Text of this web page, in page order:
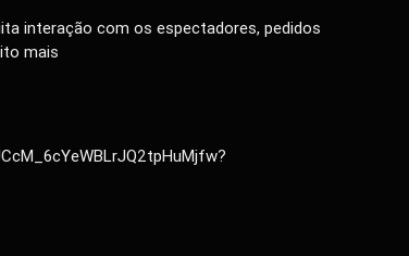
interação com os espectadores, pedidos
mais